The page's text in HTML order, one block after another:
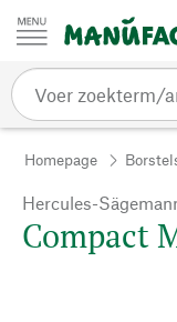
Passer au contenu
Homepage
Hercules-
Compact